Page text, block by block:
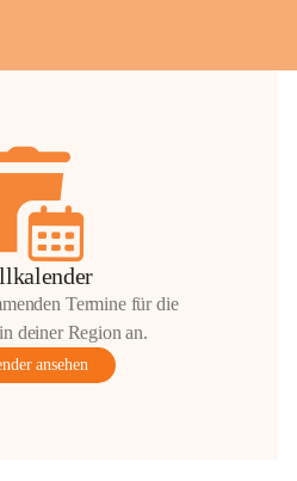
Termine für die
deiner Region an.
ansehen